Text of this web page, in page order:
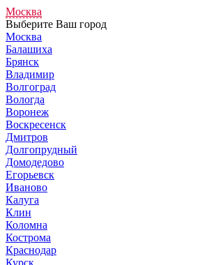
Москва
Выберите Ваш город
Москва
Балашиха
Брянск
Владимир
Волгоград
Вологда
Воронеж
Воскресенск
Дмитров
Долгопрудный
Домодедово
Егорьевск
Иваново
Калуга
Клин
Коломна
Кострома
Краснодар
Курск